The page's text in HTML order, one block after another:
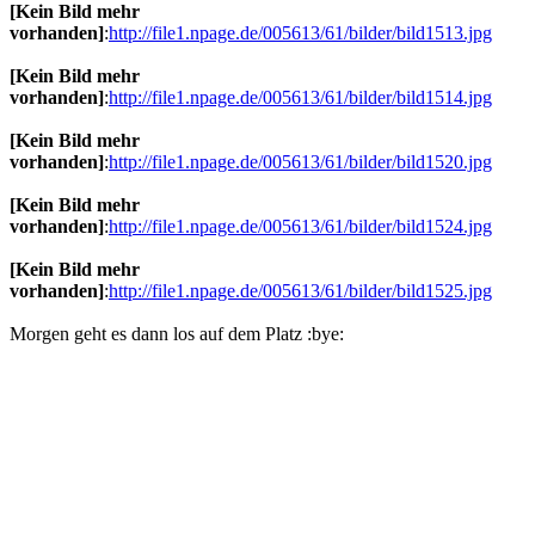
[Kein Bild mehr
vorhanden]:http://file1.npage.de/005613/61/bilder/bild1513.jpg
[Kein Bild mehr
vorhanden]:http://file1.npage.de/005613/61/bilder/bild1514.jpg
[Kein Bild mehr
vorhanden]:http://file1.npage.de/005613/61/bilder/bild1520.jpg
[Kein Bild mehr
vorhanden]:http://file1.npage.de/005613/61/bilder/bild1524.jpg
[Kein Bild mehr
vorhanden]:http://file1.npage.de/005613/61/bilder/bild1525.jpg
Morgen geht es dann los auf dem Platz :bye: